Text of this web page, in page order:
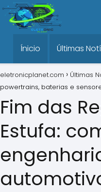
Ínicio Últimas
eletronicplanet.com Últimas
powertrains, baterias e
Fim das
Estufa: